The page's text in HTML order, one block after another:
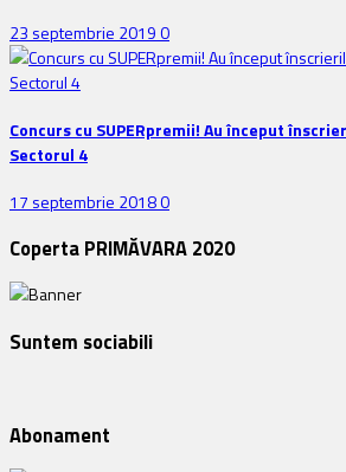
23 septembrie 20190
Concurs cu SUPERpremii! Au început
Sectorul 4
17 septembrie 20180
Coperta PRIMĂVARA 2020
Suntem sociabili
Abonament